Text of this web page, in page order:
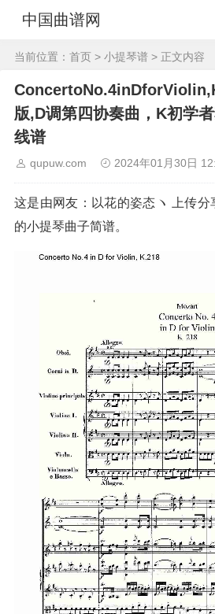
中国曲谱网
当前位置： 首页 > 小提琴谱 > 正文内容
版,D调第四协奏曲，K初学
线谱
qupuw.com 2024年01月30日
这是由网友：以花的姿态ヽ 上传
的小提琴曲子简谱。